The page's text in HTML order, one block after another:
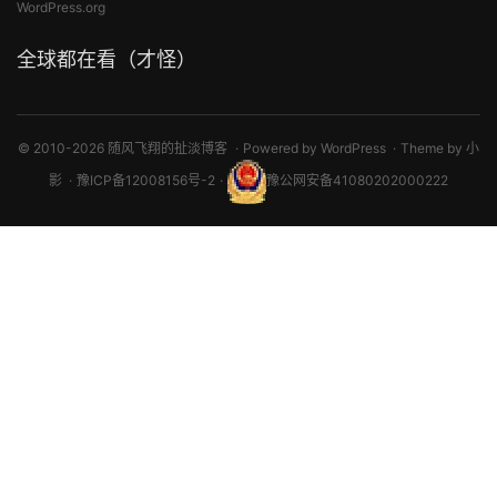
WordPress.org
全球都在看（才怪）
© 2010-2026 随风飞翔的扯淡博客 Powered by WordPress Theme by 小
影
豫ICP备12008156号-2 豫公网安备41080202000222